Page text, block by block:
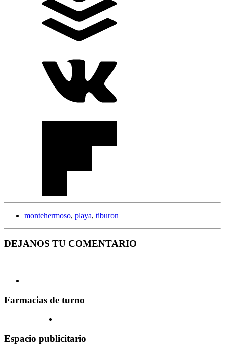
montehermoso, playa, tiburon
DEJANOS TU COMENTARIO
Farmacias de turno
Espacio publicitario